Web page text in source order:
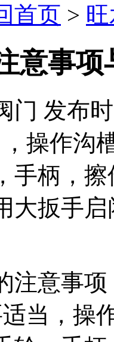
首页 >
意事
门 发布
操作沟
手柄，
大扳手
意事项
，操作